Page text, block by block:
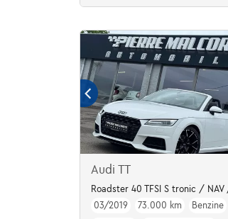
Audi TT
Roadster 40 TFSI S tronic /
03/2019
73.000 km
Benzine